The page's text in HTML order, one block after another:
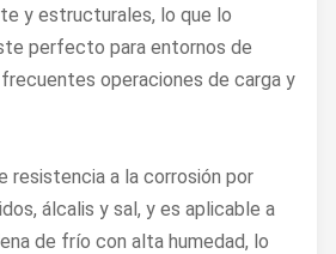
y estructurales, lo que lo
perfecto para entornos de
operaciones de carga y
resistencia a la corrosión por
álcalis y sal, y es aplicable a
de frío con alta humedad, lo